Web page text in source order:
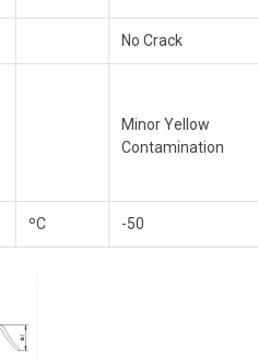
No Crack
Minor Yellow
Contamination
ºC -50